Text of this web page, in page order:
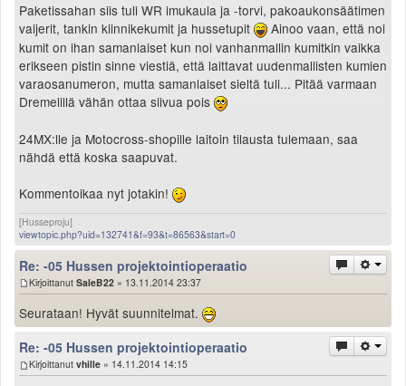
Paketissahan siis tuli WR imukaula ja -torvi, pakoaukonsäätimen
vaijerit, tankin kiinnikekumit ja hussetupit
Ainoo vaan, että noi
kumit on ihan samanlaiset kun noi vanhanmallin kumitkin vaikka
erikseen pistin sinne viestiä, että laittavat uudenmallisten kumien
varaosanumeron, mutta samanlaiset sieltä tuli... Pitää varmaan
Dremelillä vähän ottaa siivua pois
24MX:lle ja Motocross-shopille laitoin tilausta tulemaan, saa
nähdä että koska saapuvat.
Kommentoikaa nyt jotakin!
[Husseproju]
viewtopic.php?uid=132741&f=93&t=86563&start=0
Re: -05 Hussen projektointioperaatio
Kirjoittanut SaleB22 » 13.11.2014 23:37
Seurataan! Hyvät suunnitelmat.
Re: -05 Hussen projektointioperaatio
Kirjoittanut vhille » 14.11.2014 14:15